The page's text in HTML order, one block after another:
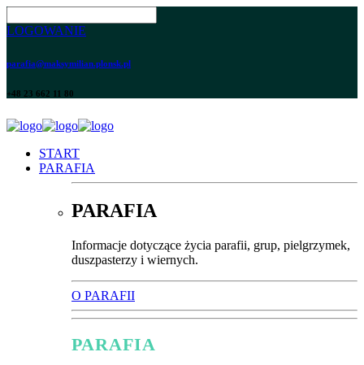
LOGOWANIE
parafia@maksymilian.plonsk.pl
+48 23 662 11 80
START
PARAFIA
PARAFIA
Informacje dotyczące życia parafii, grup, pielgrzymek,
duszpasterzy i wiernych.
O PARAFII
PARAFIA